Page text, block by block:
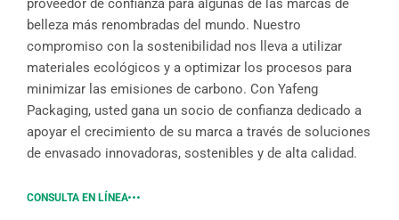
proveedor de confianza para algunas de las marcas de
belleza más renombradas del mundo. Nuestro
compromiso con la sostenibilidad nos lleva a utilizar
materiales ecológicos y a optimizar los procesos para
minimizar las emisiones de carbono. Con Yafeng
Packaging, usted gana un socio de confianza dedicado a
apoyar el crecimiento de su marca a través de soluciones
de envasado innovadoras, sostenibles y de alta calidad.
CONSULTA EN LÍNEA